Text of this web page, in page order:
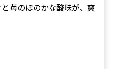
苺のほのかな酸味が、爽